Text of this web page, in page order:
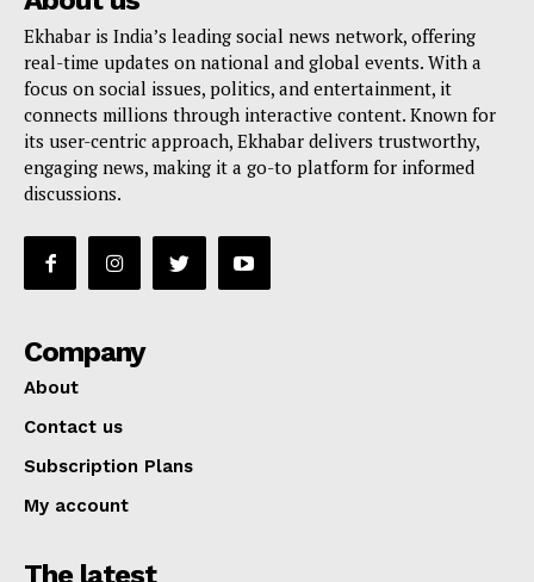
Ekhabar is India’s leading social news network, offering
real-time updates on national and global events. With a
focus on social issues, politics, and entertainment, it
connects millions through interactive content. Known for
its user-centric approach, Ekhabar delivers trustworthy,
engaging news, making it a go-to platform for informed
discussions.
Company
About
Contact us
Subscription Plans
My account
The latest